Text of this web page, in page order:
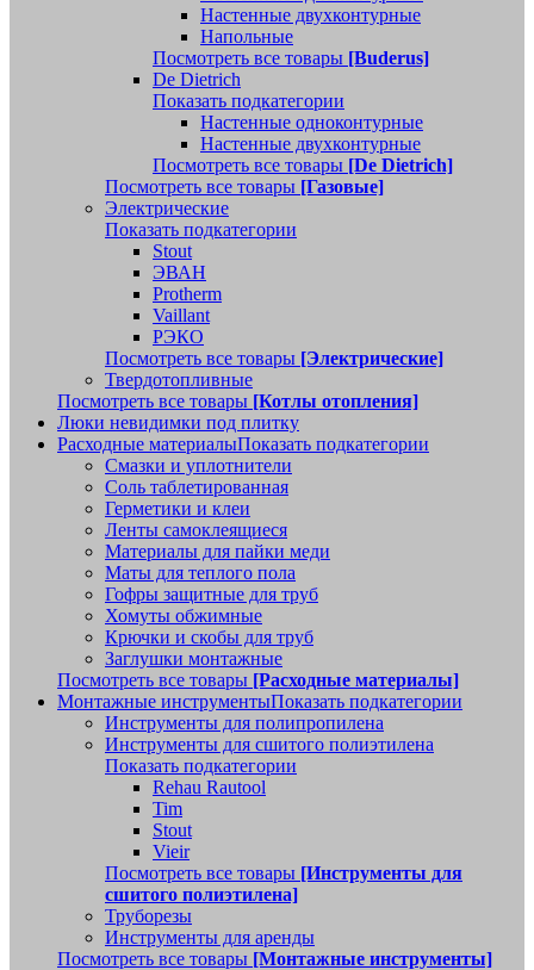
Настенные двухконтурные
Напольные
Посмотреть все товары [Buderus]
De Dietrich
Показать подкатегории
Настенные одноконтурные
Настенные двухконтурные
Посмотреть все товары [De Dietrich]
Посмотреть все товары [Газовые]
Электрические
Показать подкатегории
Stout
ЭВАН
Protherm
Vaillant
РЭКО
Посмотреть все товары [Электрические]
Твердотопливные
Посмотреть все товары [Котлы отопления]
Люки невидимки под плитку
Расходные материалыПоказать подкатегории
Смазки и уплотнители
Соль таблетированная
Герметики и клеи
Ленты самоклеящиеся
Материалы для пайки меди
Маты для теплого пола
Гофры защитные для труб
Хомуты обжимные
Крючки и скобы для труб
Заглушки монтажные
Посмотреть все товары [Расходные материалы]
Монтажные инструментыПоказать подкатегории
Инструменты для полипропилена
Инструменты для сшитого полиэтилена
Показать подкатегории
Rehau Rautool
Tim
Stout
Vieir
Посмотреть все товары [Инструменты для
сшитого полиэтилена]
Труборезы
Инструменты для аренды
Посмотреть все товары [Монтажные инструменты]